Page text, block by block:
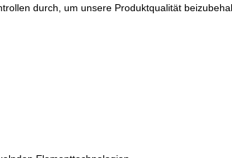
durch, um unsere Produktqualität